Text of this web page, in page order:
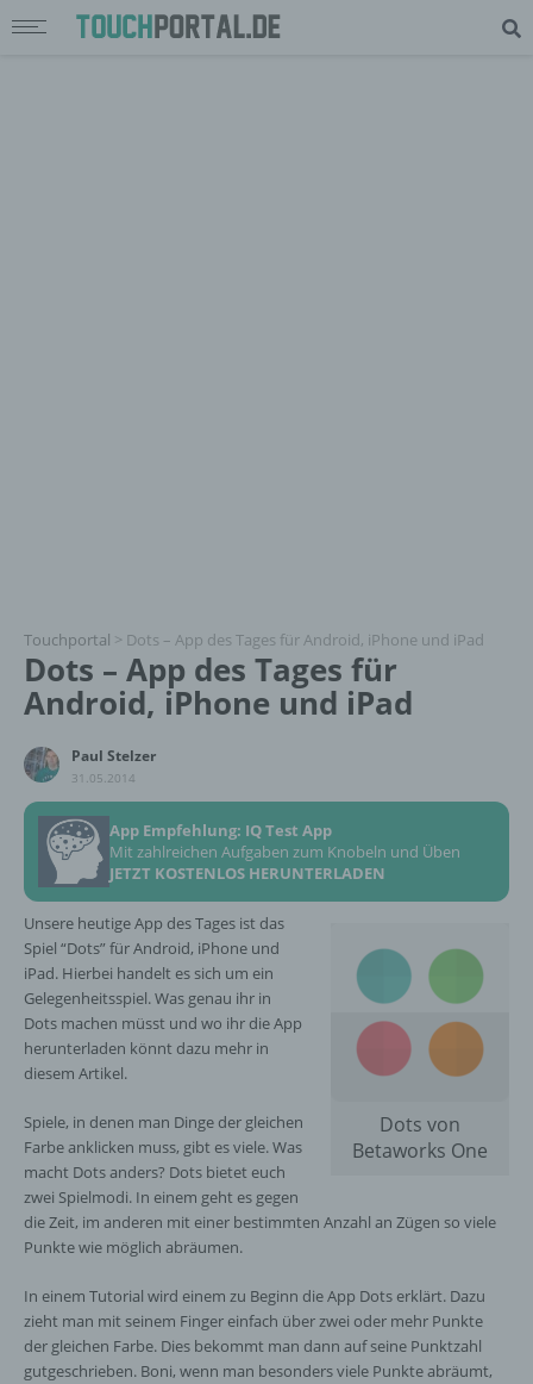
Touchportal > Dots – App des Tages für Android, iPhone und iPad
Dots – App des Tages für
Android, iPhone und iPad
Paul Stelzer
31.05.2014
App Empfehlung: IQ Test App
Mit zahlreichen Aufgaben zum Knobeln und Üben
JETZT KOSTENLOS HERUNTERLADEN
Dots von
Betaworks One
Unsere heutige App des Tages ist das
Spiel “Dots” für Android, iPhone und
iPad. Hierbei handelt es sich um ein
Gelegenheitsspiel. Was genau ihr in
Dots machen müsst und wo ihr die App
herunterladen könnt dazu mehr in
diesem Artikel.
Spiele, in denen man Dinge der gleichen
Farbe anklicken muss, gibt es viele. Was
macht Dots anders? Dots bietet euch
zwei Spielmodi. In einem geht es gegen
die Zeit, im anderen mit einer bestimmten Anzahl an Zügen so viele
Punkte wie möglich abräumen.
In einem Tutorial wird einem zu Beginn die App Dots erklärt. Dazu
zieht man mit seinem Finger einfach über zwei oder mehr Punkte
der gleichen Farbe. Dies bekommt man dann auf seine Punktzahl
gutgeschrieben. Boni, wenn man besonders viele Punkte abräumt,